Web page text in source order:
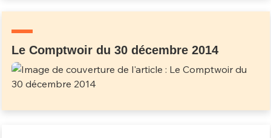
Le Comptwoir du 30 décembre 2014